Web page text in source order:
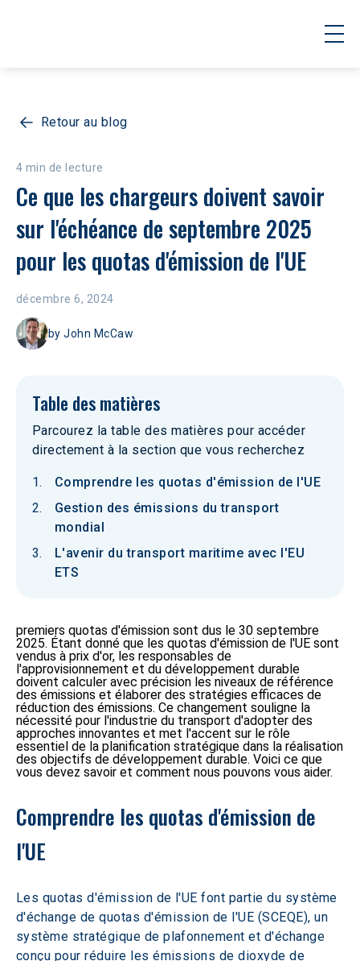
Retour au blog
4 min de lecture
Ce que les chargeurs doivent savoir
sur l'échéance de septembre 2025
pour les quotas d'émission de l'UE
décembre 6, 2024
byJohn McCaw
Table des matières
Parcourez la table des matières pour accéder
directement à la section que vous recherchez
Comprendre les quotas d'émission de l'UE
Gestion des émissions du transport
mondial
L'avenir du transport maritime avec l'EU
ETS
premiers quotas d'émission sont dus le 30 septembre
2025. Étant donné que les quotas d'émission de l'UE sont
vendus à prix d'or, les responsables de
l'approvisionnement et du développement durable
doivent calculer avec précision les niveaux de référence
des émissions et élaborer des stratégies efficaces de
réduction des émissions. Ce changement souligne la
nécessité pour l'industrie du transport d'adopter des
approches innovantes et met l'accent sur le rôle
essentiel de la planification stratégique dans la réalisation
des objectifs de développement durable. Voici ce que
vous devez savoir et comment nous pouvons vous aider.
Comprendre les quotas d'émission de
l'UE
Les quotas d'émission de l'UE font partie du système
d'échange de quotas d'émission de l'UE (SCEQE), un
système stratégique de plafonnement et d'échange
conçu pour réduire les émissions de dioxyde de